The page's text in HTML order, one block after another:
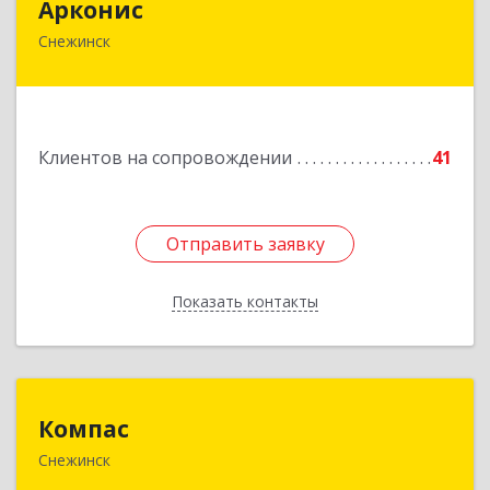
Арконис
Снежинск
Клиентов на сопровождении 41
Отправить заявку
Показать контакты
Отправить заявку
Назад
Компас
Снежинск